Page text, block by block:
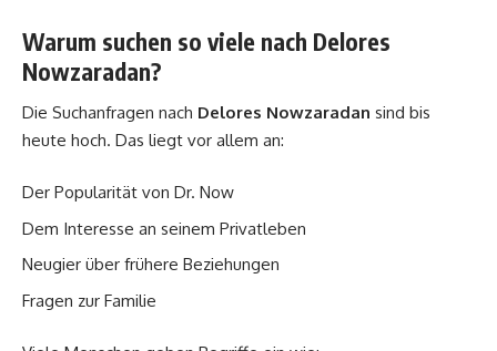
Warum suchen so viele nach Delores
Nowzaradan?
Die Suchanfragen nach Delores Nowzaradan sind bis
heute hoch. Das liegt vor allem an:
Der Popularität von Dr. Now
Dem Interesse an seinem Privatleben
Neugier über frühere Beziehungen
Fragen zur Familie